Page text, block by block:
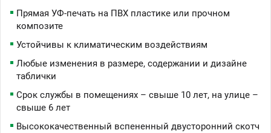
Прямая УФ-печать на ПВХ пластике или прочном
композите
Устойчивы к климатическим воздействиям
Любые изменения в размере, содержании и дизайне
таблички
Срок службы в помещениях – свыше 10 лет, на улице –
свыше 6 лет
Высококачественный вспененный двусторонний скотч